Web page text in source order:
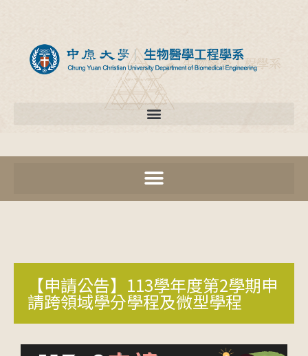
【申請公告】113學年度第2學期申
請跨領域學分學程及微型學程